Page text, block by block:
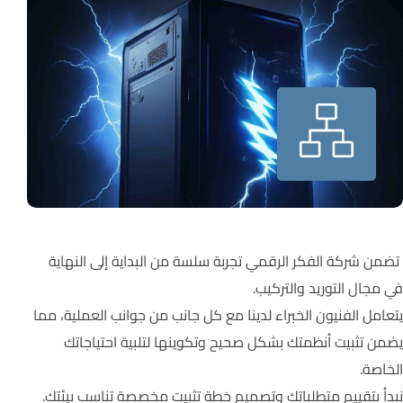
تضمن شركة الفكر الرقمي تجربة سلسة من البداية إلى النهاية
في مجال التوريد والتركيب.
يتعامل الفنيون الخبراء لدينا مع كل جانب من جوانب العملية، مما
يضمن تثبيت أنظمتك بشكل صحيح وتكوينها لتلبية احتياجاتك
الخاصة.
نبدأ بتقييم متطلباتك وتصميم خطة تثبيت مخصصة تناسب بيئتك.